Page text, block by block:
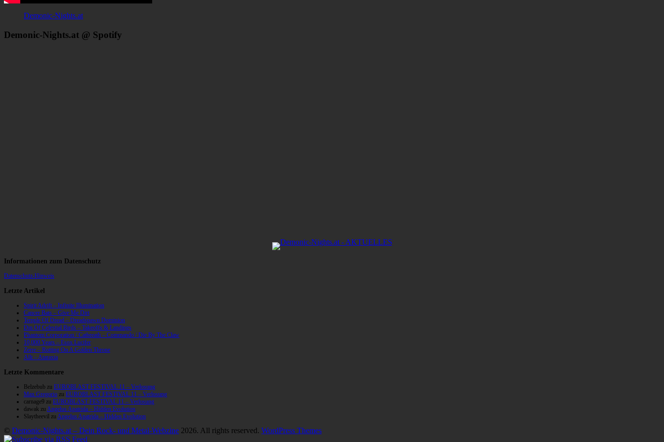
Demonic-Nights.at
Demonic-Nights.at @ Spotify
Informationen zum Datenschutz
Datenschutz-Hinweis
Letzte Artikel
Spirit Adrift – Infinite Illumination
Cancer Bats – Give Me Dirt
Temple Of Dread – Dreadspawn Dominion
Din Of Celestial Birds – Takeoffs & Landings
Phantom Corporation / Catbreath – Commando / Die By The Claw
10,000 Years – Esox Lucifer
Zerre – Rotting On A Golden Throne
Allt – Ataraxia
Letzte Kommentare
Belzebub zu EUROBLAST FESTIVAL 11 – Verlosung
Max Gregorio zu EUROBLAST FESTIVAL 11 – Verlosung
carnage9 zu EUROBLAST FESTIVAL 11 – Verlosung
dawak zu Angelus Apatrida – Hidden Evolution
Slaytheevil zu Angelus Apatrida – Hidden Evolution
© Demonic-Nights.at – Dein Rock- und Metal-Webzine 2026. All rights reserved. WordPress Themes